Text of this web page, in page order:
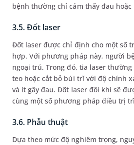
bệnh thường chỉ cảm thấy đau hoặc
3.5. Đốt laser
Đốt laser được chỉ định cho một số
hợp. Với phương pháp này, người
ngoại trú. Trong đó, tia laser
teo hoặc cắt bỏ búi trĩ với độ chính
và ít gây đau. Đốt laser đôi khi sẽ
cùng một số phương pháp điều trị
3.6. Phẫu thuật
Dựa theo mức độ nghiêm trọng,